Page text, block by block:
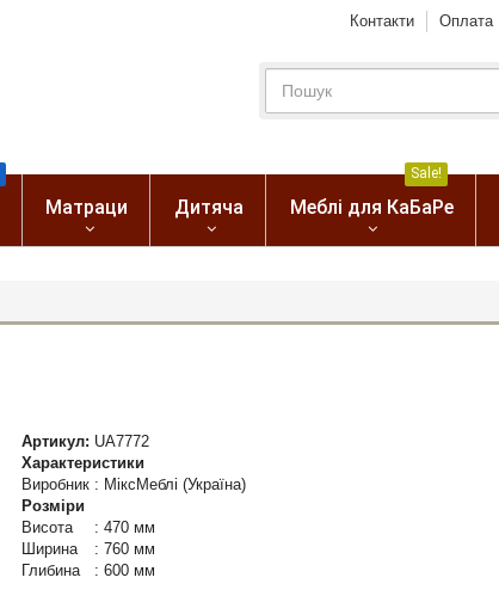
Контакти Оплата
Матраци Дитяча Меблі для КаБаРе
Sale!
Артикул: UA7772
Характеристики
Виробник : МіксМеблі (Україна)
Розміри
Висота
: 470 мм
Ширина
: 760 мм
Глибина
: 600 мм